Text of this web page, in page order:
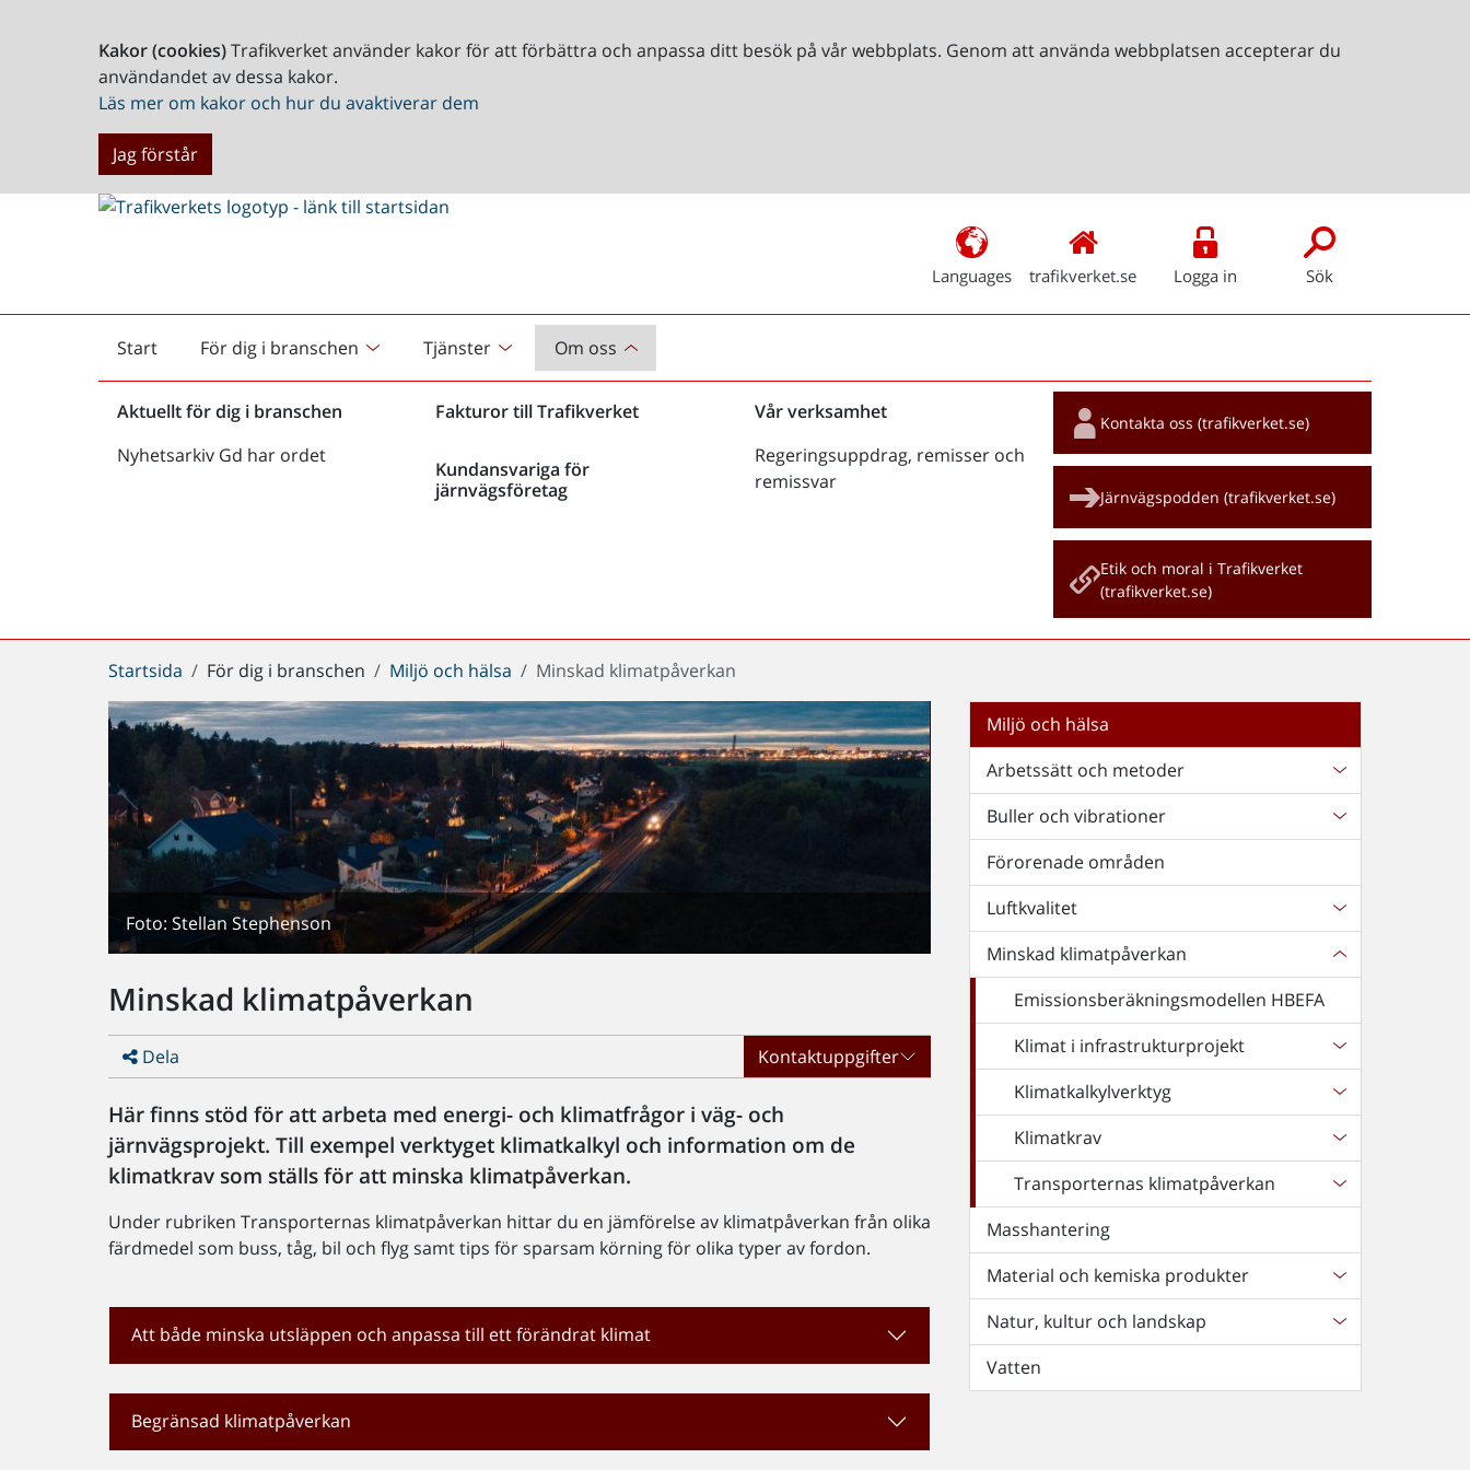
Kakor (cookies)Trafikverket använder kakor för att förbättra och anpassa ditt besök på vår webbplats. Genom att använda webbplatsen accepterar du
användandet av dessa kakor.
Läs mer om kakor och hur du avaktiverar dem
Jag förstår
Languages trafikverket.se Logga in Sök
Start
Startsida För dig i branschen Tjänster Om oss
Aktuellt för dig i branschen
Nyhetsarkiv Gd har ordet
Fakturor till Trafikverket
Kundansvariga för
järnvägsföretag
Vår verksamhet
Regeringsuppdrag, remisser och
remissvar
Snabblänkar
Kontakta oss (trafikverket.se)
Järnvägspodden (trafikverket.se)
Etik och moral i Trafikverket
(trafikverket.se)
Du
är
här:
Startsida För dig i branschen Miljö och hälsa Minskad klimatpåverkan
Foto: Stellan Stephenson
Minskad klimatpåverkan
Dela Kontaktuppgifter
Här finns stöd för att arbeta med energi- och klimatfrågor i väg- och
järnvägsprojekt. Till exempel verktyget klimatkalkyl och information om de
klimatkrav som ställs för att minska klimatpåverkan.
Under rubriken Transporternas klimatpåverkan hittar du en jämförelse av klimatpåverkan från olika
färdmedel som buss, tåg, bil och flyg samt tips för sparsam körning för olika typer av fordon.
Att både minska utsläppen och anpassa till ett förändrat klimat
Begränsad klimatpåverkan
Miljö och hälsa
Arbetssätt och metoder
Buller och vibrationer
Förorenade områden
Luftkvalitet
Minskad klimatpåverkan
Emissionsberäkningsmodellen HBEFA
Klimat i infrastrukturprojekt
Klimatkalkylverktyg
Klimatkrav
Transporternas klimatpåverkan
Masshantering
Material och kemiska produkter
Natur, kultur och landskap
Vatten